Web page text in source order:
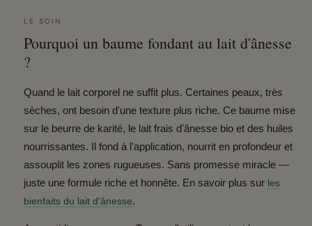
LE SOIN
Pourquoi un baume fondant au lait d'ânesse
?
Quand le lait corporel ne suffit plus. Certaines peaux, très
sèches, ont besoin d'une texture plus riche. Ce baume mise
sur le beurre de karité, le lait frais d'ânesse bio et des huiles
nourrissantes. Il fond à l'application, nourrit en profondeur et
assouplit les zones rugueuses. Sans promesse miracle —
juste une formule riche et honnête. En savoir plus sur les
bienfaits du lait d'ânesse.